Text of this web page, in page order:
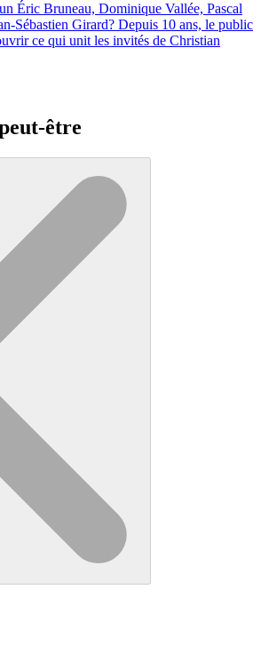
Éric Bruneau, Dominique Vallée, Pascal
Sébastien Girard? Depuis 10 ans, le public
ce qui unit les invités de Christian
être